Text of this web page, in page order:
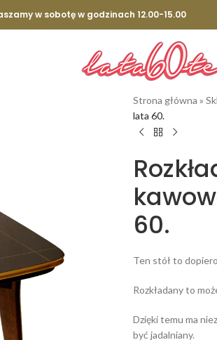
w sobotę w godzinach 12.00-15.00
Strona główna »
lata 60.
60.
Ten stół to
Rozkładany to
Dzięki temu ma
być jadalniany.